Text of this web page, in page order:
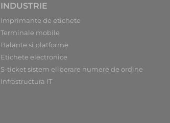
INDUSTRIE
Imprimante de etichete
Terminale mobile
Balante si platforme
Etichete electronice
S-ticket sistem eliberare numere de ordine
Infrastructura IT